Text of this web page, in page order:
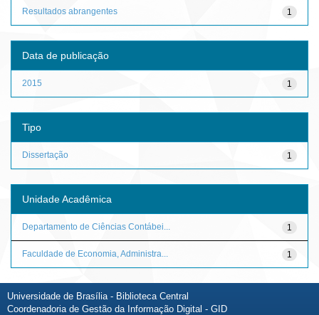
1
Resultados abrangentes
Data de publicação
1
2015
Tipo
1
Dissertação
Unidade Acadêmica
1
Departamento de Ciências Contábei...
1
Faculdade de Economia, Administra...
Universidade de Brasília - Biblioteca Central
Coordenadoria de Gestão da Informação Digital - GID